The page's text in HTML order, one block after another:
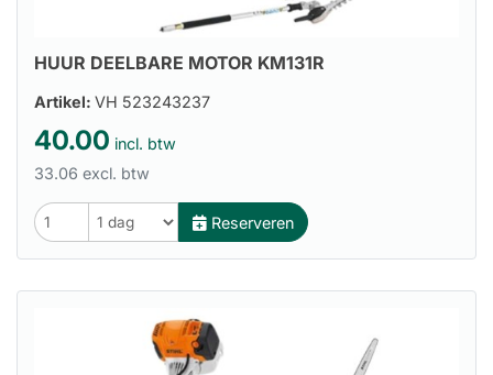
HUUR DEELBARE MOTOR KM131R
Artikel: VH 523243237
40.00 incl. btw
33.06 excl. btw
Reserveren